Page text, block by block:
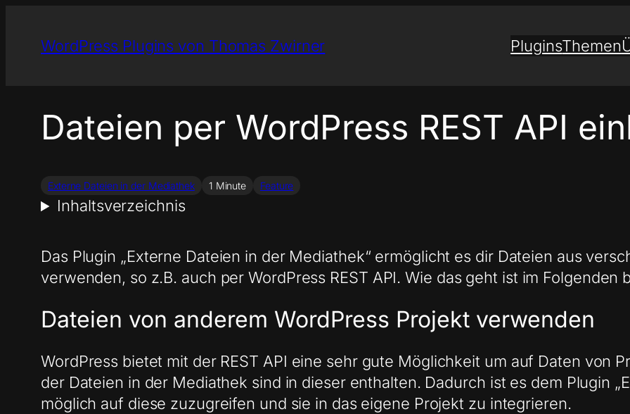
Inhalt
springen
WordPress Plugins von Thomas Zwirner PluginsThemen
Dateien per WordPress REST API
Externe Dateien in der Mediathek 1 Minute Feature
Inhaltsverzeichnis
Das Plugin „Externe Dateien in der Mediathek“ ermöglicht es dir Dateien aus
verwenden, so z.B. auch per WordPress REST API. Wie das geht ist im Folgenden
Dateien von anderem WordPress Projekt verwenden
WordPress bietet mit der REST API eine sehr gute Möglichkeit um auf Daten von
der Dateien in der Mediathek sind in dieser enthalten. Dadurch ist es dem Plugin
möglich auf diese zuzugreifen und sie in das eigene Projekt zu integrieren.